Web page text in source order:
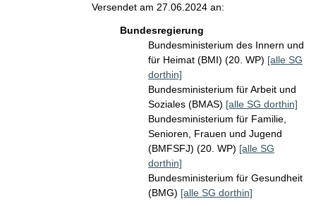
Versendet am 27.06.2024 an:
Bundesregierung
Bundesministerium des Innern und
für Heimat (BMI) (20. WP) [alle SG
dorthin]
Bundesministerium für Arbeit und
Soziales (BMAS) [alle SG dorthin]
Bundesministerium für Familie,
Senioren, Frauen und Jugend
(BMFSFJ) (20. WP) [alle SG
dorthin]
Bundesministerium für Gesundheit
(BMG) [alle SG dorthin]